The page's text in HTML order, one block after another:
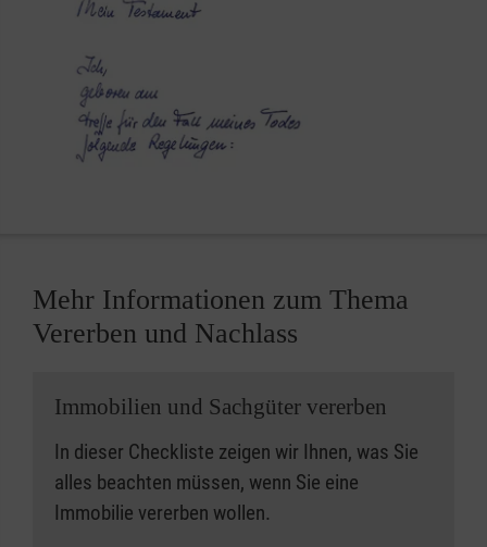
Mehr Informationen zum Thema
Vererben und Nachlass
Immobilien und Sachgüter vererben
In dieser Checkliste zeigen wir Ihnen, was Sie
alles beachten müssen, wenn Sie eine
Immobilie vererben wollen.